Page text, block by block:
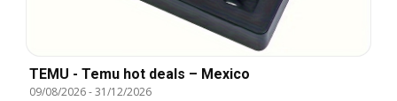
TEMU - Temu hot deals – Mexico
09/08/2026-31/12/2026